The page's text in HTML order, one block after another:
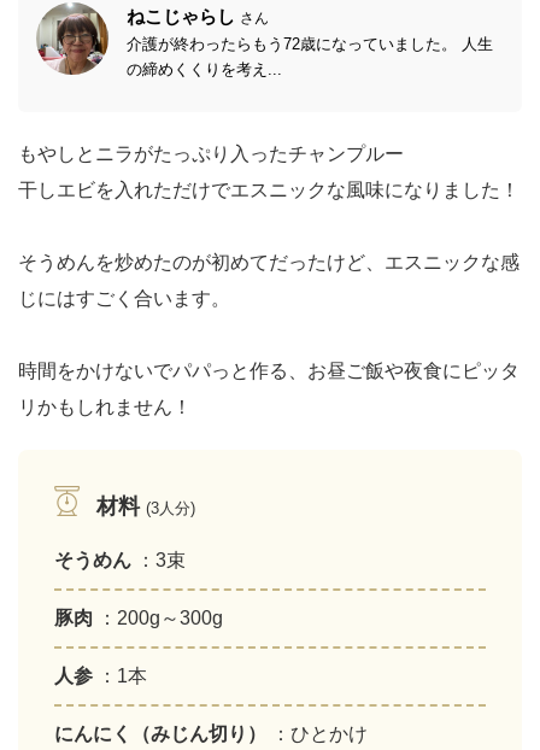
ねこじゃらし さん
介護が終わったらもう72歳になっていました。 人生
の締めくくりを考え...
もやしとニラがたっぷり入ったチャンプルー
干しエビを入れただけでエスニックな風味になりました！
そうめんを炒めたのが初めてだったけど、エスニックな感
じにはすごく合います。
時間をかけないでパパっと作る、お昼ご飯や夜食にピッタ
リかもしれません！
材料 (3人分)
そうめん ：3束
豚肉 ：200g～300g
人参 ：1本
にんにく（みじん切り） ：ひとかけ